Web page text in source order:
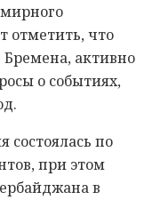
отметить, что
Бремена, активно
о событиях,
состоялась по
при этом
в